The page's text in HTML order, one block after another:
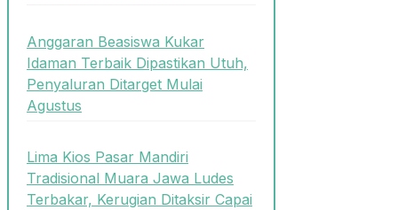
Anggaran Beasiswa Kukar
Idaman Terbaik Dipastikan Utuh,
Penyaluran Ditarget Mulai
Agustus
Lima Kios Pasar Mandiri
Tradisional Muara Jawa Ludes
Terbakar, Kerugian Ditaksir Capai